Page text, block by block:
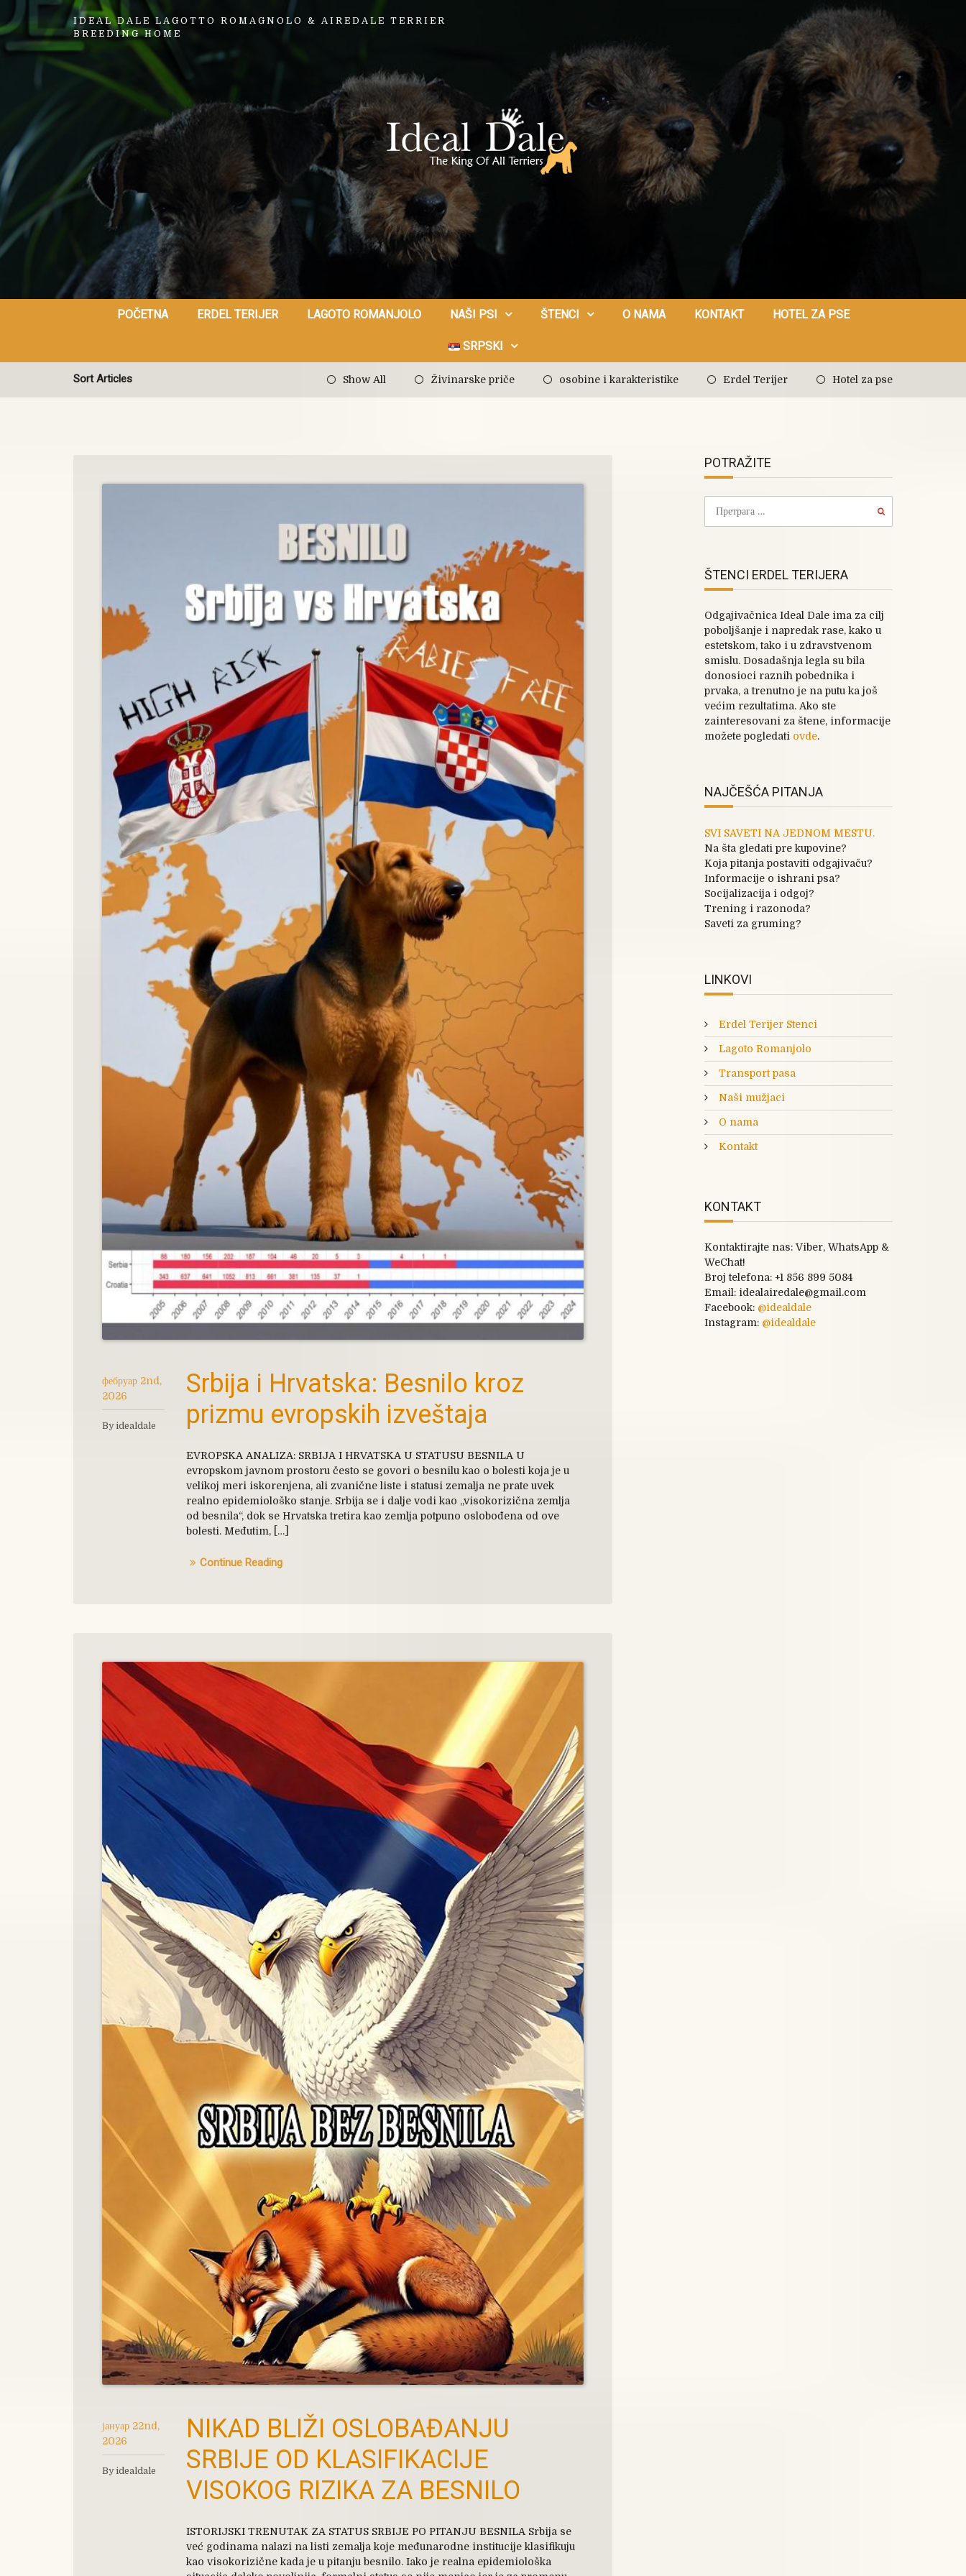
IDEAL DALE LAGOTTO ROMAGNOLO & AIREDALE TERRIER
BREEDING HOME
POČETNA ERDEL TERIJER LAGOTO ROMANJOLO NAŠI PSI ŠTENCI O NAMA KONTAKT HOTEL ZA PSE
SRPSKI
Sort Articles Show All Živinarske priče osobine i karakteristike Erdel Terijer Hotel za pse
фебруар 2nd,
2026
By idealdale
Srbija i Hrvatska: Besnilo kroz
prizmu evropskih izveštaja
EVROPSKA ANALIZA: SRBIJA I HRVATSKA U STATUSU BESNILA U
evropskom javnom prostoru često se govori o besnilu kao o bolesti koja je u
velikoj meri iskorenjena, ali zvanične liste i statusi zemalja ne prate uvek
realno epidemiološko stanje. Srbija se i dalje vodi kao „visokorizična zemlja
od besnila“, dok se Hrvatska tretira kao zemlja potpuno oslobođena od ove
bolesti. Međutim, […]
Continue Reading
јануар 22nd,
2026
By idealdale
NIKAD BLIŽI OSLOBAĐANJU
SRBIJE OD KLASIFIKACIJE
VISOKOG RIZIKA ZA BESNILO
ISTORIJSKI TRENUTAK ZA STATUS SRBIJE PO PITANJU BESNILA Srbija se
već godinama nalazi na listi zemalja koje međunarodne institucije klasifikuju
kao visokorizične kada je u pitanju besnilo. Iako je realna epidemiološka
POTRAŽITE
ŠTENCI ERDEL TERIJERA
Odgajivačnica Ideal Dale ima za cilj
poboljšanje i napredak rase, kako u
estetskom, tako i u zdravstvenom
smislu. Dosadašnja legla su bila
donosioci raznih pobednika i
prvaka, a trenutno je na putu ka još
većim rezultatima. Ako ste
zainteresovani za štene, informacije
možete pogledati ovde.
NAJČEŠĆA PITANJA
SVI SAVETI NA JEDNOM MESTU.
Na šta gledati pre kupovine?
Koja pitanja postaviti odgajivaču?
Informacije o ishrani psa?
Socijalizacija i odgoj?
Trening i razonoda?
Saveti za gruming?
LINKOVI
Erdel Terijer Stenci
Lagoto Romanjolo
Transport pasa
Naši mužjaci
O nama
Kontakt
KONTAKT
Kontaktirajte nas: Viber, WhatsApp &
WeChat!
Broj telefona: +1 856 899 5084
Email: idealairedale@gmail.com
Facebook: @idealdale
Instagram: @idealdale